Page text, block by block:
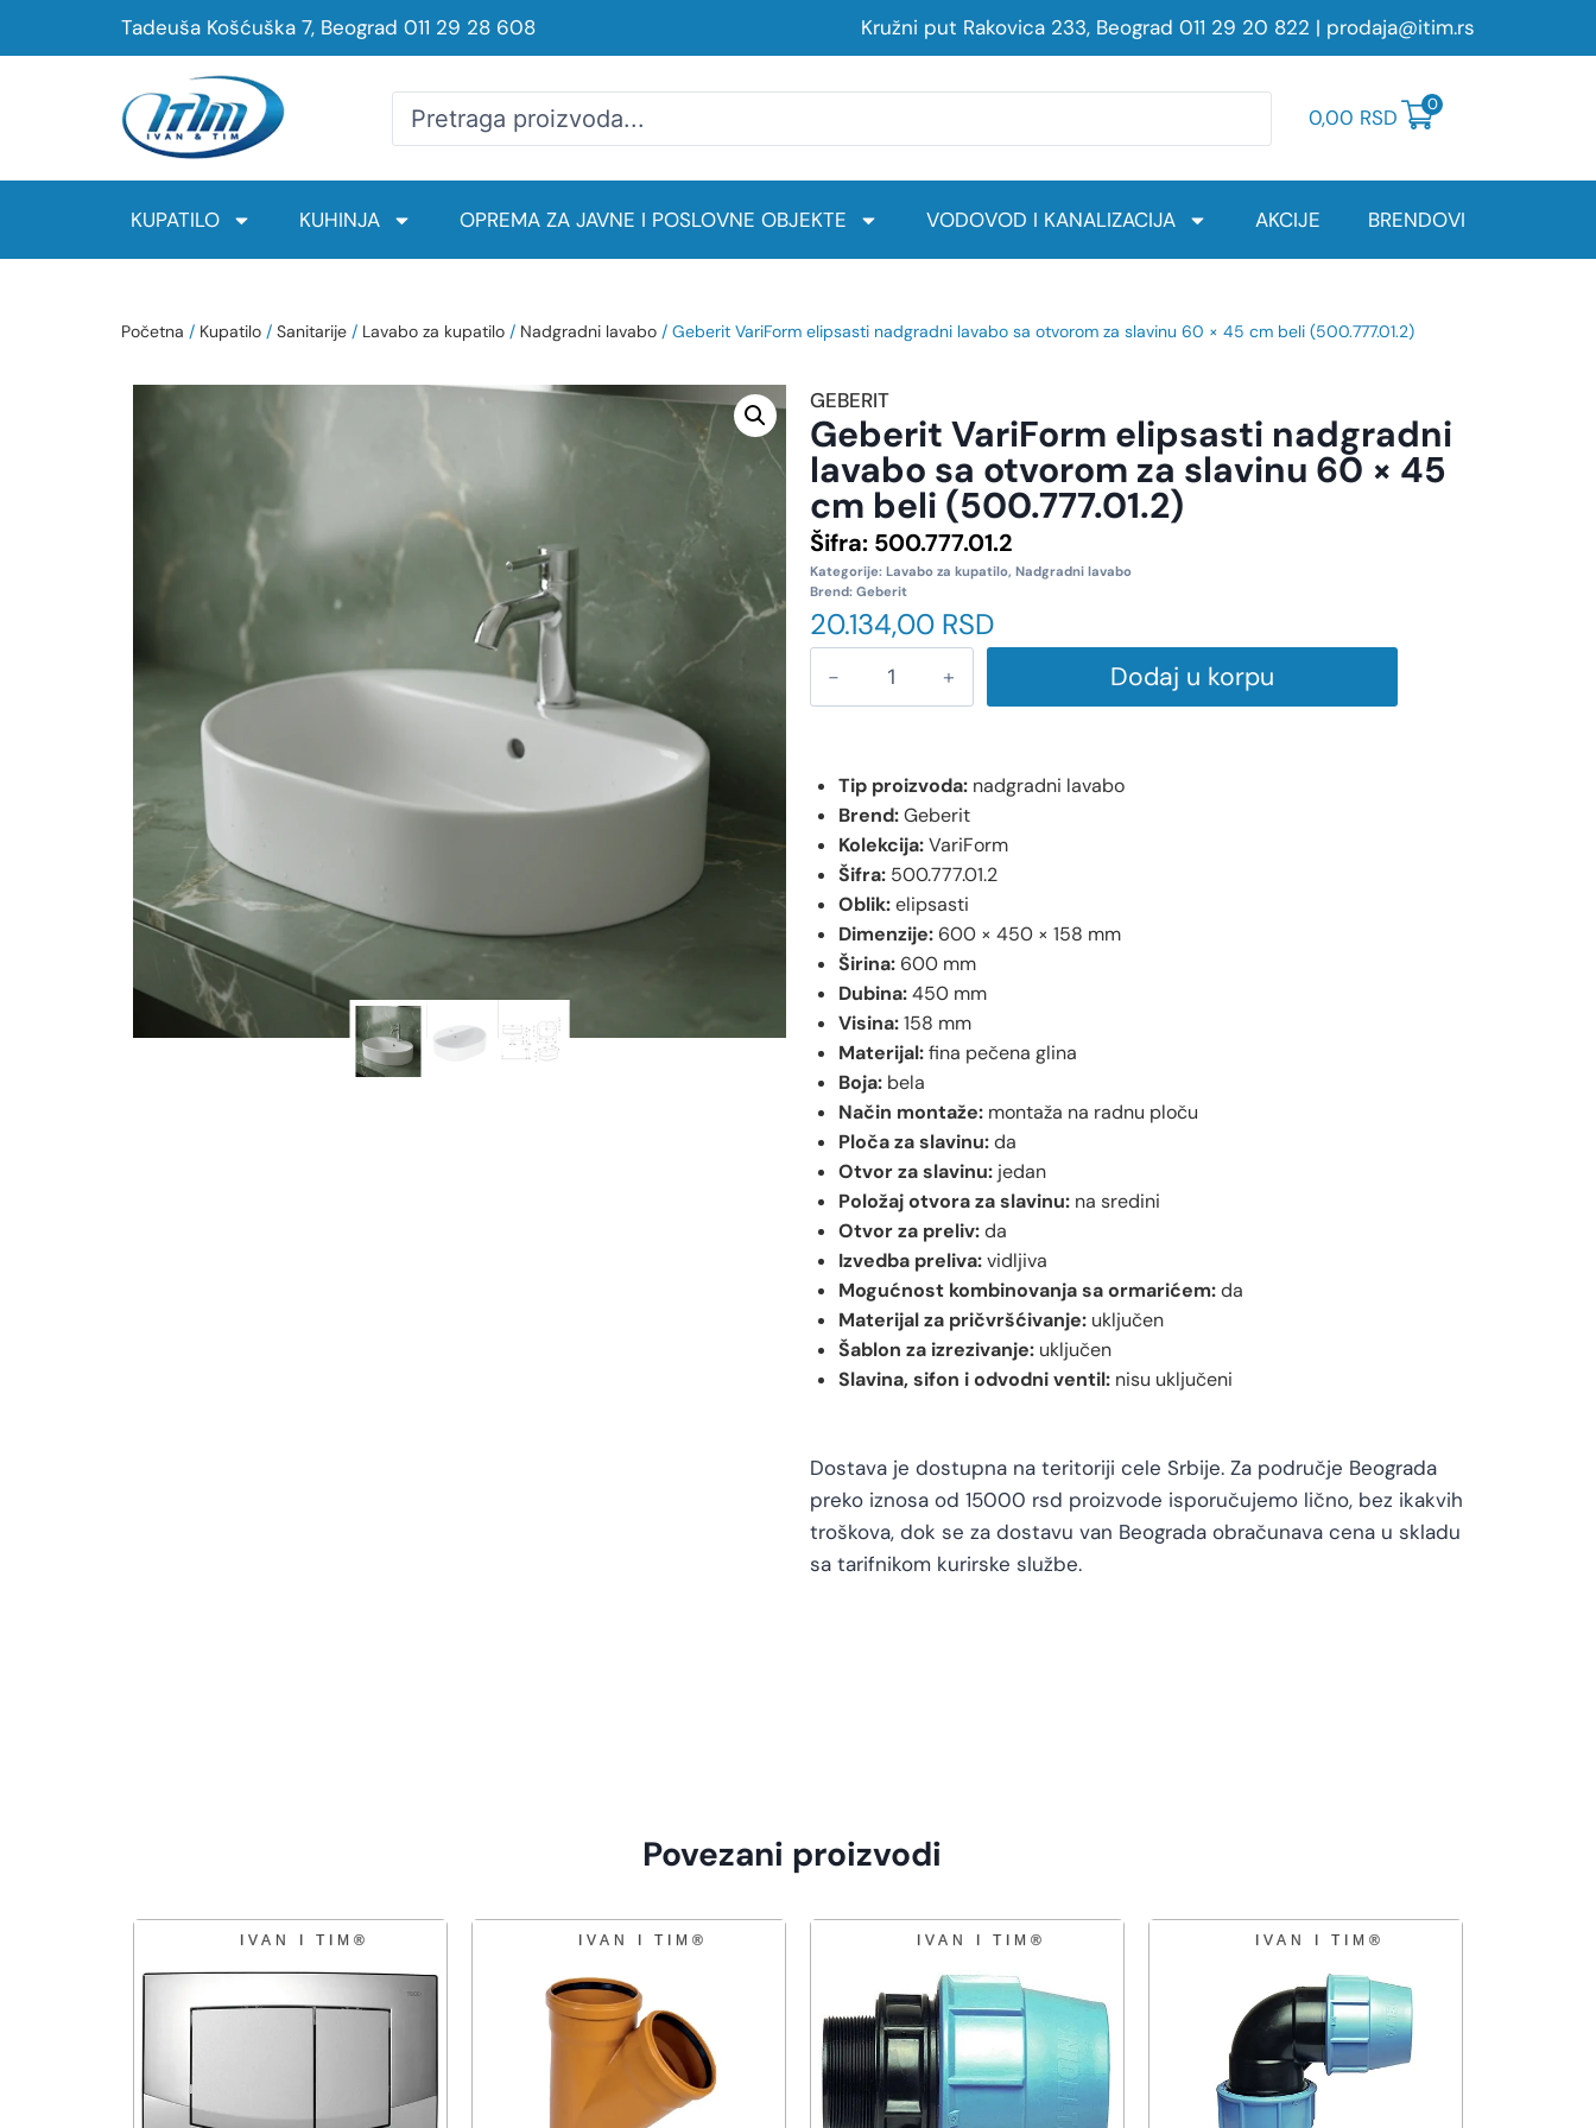
Tadeuša Košćuška 7, Beograd 011 29 28 608 Kružni put Rakovica 233, Beograd 011 29 20 822 | prodaja@itim.rs
0,00 RSD
0
KUPATILO KUHINJA OPREMA ZA JAVNE I POSLOVNE OBJEKTE VODOVOD I KANALIZACIJA AKCIJE BRENDOVI
Početna / Kupatilo / Sanitarije / Lavabo za kupatilo / Nadgradni lavabo / Geberit VariForm elipsasti nadgradni lavabo sa otvorom za slavinu 60 × 45 cm beli (500.777.01.2)
GEBERIT
Geberit VariForm elipsasti nadgradni
lavabo sa otvorom za slavinu 60 × 45
cm beli (500.777.01.2)
Šifra: 500.777.01.2
Kategorije: Lavabo za kupatilo, Nadgradni lavabo
Brend: Geberit
20.134,00 RSD
Dodaj u korpu
Tip proizvoda: nadgradni lavabo
Brend:Geberit
Kolekcija:VariForm
Šifra: 500.777.01.2
Oblik:elipsasti
Dimenzije: 600 × 450 × 158 mm
Širina: 600 mm
Dubina:450 mm
Visina:158 mm
Materijal:fina pečena glina
Boja: bela
Način montaže: montaža na radnu ploču
Ploča za slavinu:da
Otvor za slavinu: jedan
Položaj otvora za slavinu: na sredini
Otvor za preliv:da
Izvedba preliva:vidljiva
Mogućnost kombinovanja sa ormarićem:da
Materijal za pričvršćivanje: uključen
Šablon za izrezivanje: uključen
Slavina, sifon i odvodni ventil: nisu uključeni
Dostava je dostupna na teritoriji cele Srbije. Za područje Beograda
preko iznosa od 15000 rsd proizvode isporučujemo lično, bez ikakvih
troškova, dok se za dostavu van Beograda obračunava cena u skladu
sa tarifnikom kurirske službe.
Povezani proizvodi